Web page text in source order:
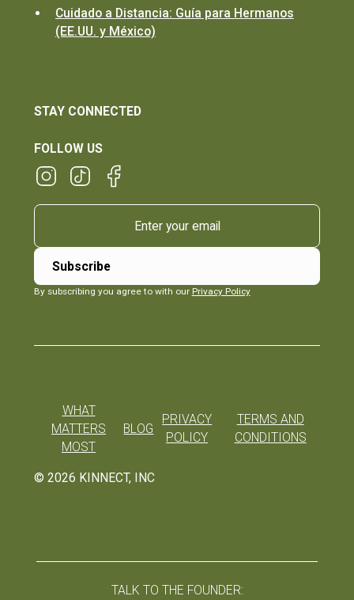
Cuidado a Distancia: Guía para Hermanos
(EE.UU. y México)
STAY CONNECTED
FOLLOW US
By subscribing you agree to with our Privacy Policy
© 2026 KINNECT, INC
WHAT
MATTERS
MOST
BLOG
PRIVACY
POLICY
TERMS AND
CONDITIONS
TALK TO THE FOUNDER: